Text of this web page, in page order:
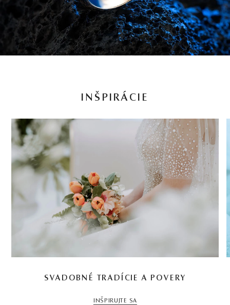
INŠPIRÁCIE
SVADOBNÉ TRADÍCIE A POVERY
INŠPIRUJTE SA